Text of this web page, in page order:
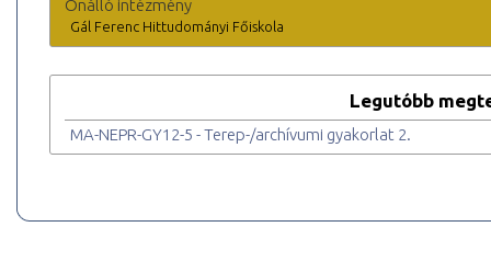
Önálló intézmény
Gál Ferenc Hittudományi Főiskola
Legutóbb
MA-NEPR-GY12-5 - Terep-/archívumi gyakorlat 2.